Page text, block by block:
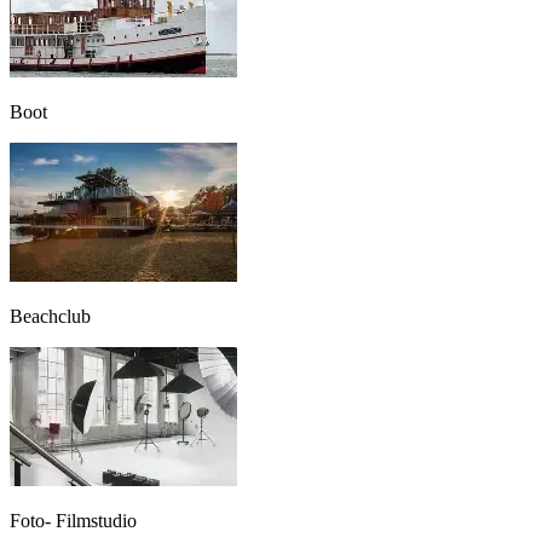
Boot
Beachclub
Foto- Filmstudio